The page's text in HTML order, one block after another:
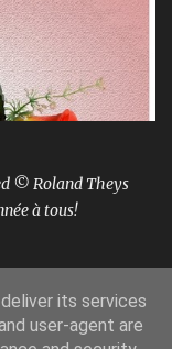
© Roland Theys
à tous!
its services
user-agent are